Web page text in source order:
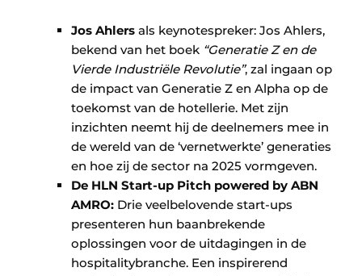
Jos Ahlers als keynotespreker: Jos Ahlers,
bekend van het boek “Generatie Z en de
Vierde Industriële Revolutie”, zal ingaan op
de impact van Generatie Z en Alpha op de
toekomst van de hotellerie. Met zijn
inzichten neemt hij de deelnemers mee in
de wereld van de ‘vernetwerkte’ generaties
en hoe zij de sector na 2025 vormgeven.
De HLN Start-up Pitch powered by ABN
AMRO: Drie veelbelovende start-ups
presenteren hun baanbrekende
oplossingen voor de uitdagingen in de
hospitalitybranche. Een inspirerend